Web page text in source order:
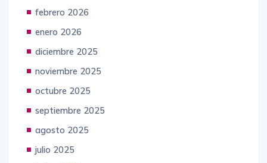
febrero 2026
enero 2026
diciembre 2025
noviembre 2025
octubre 2025
septiembre 2025
agosto 2025
julio 2025